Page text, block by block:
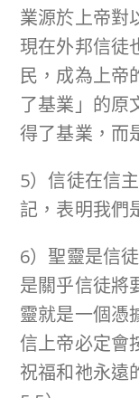
業源於上帝對
現在外邦信徒
民，成為上帝
了基業」的原
得了基業，而
5）信徒在信
記，表明我們
6）聖靈是信
是關乎信徒將
靈就是一個憑
信上帝必定會
祝福和祂永遠